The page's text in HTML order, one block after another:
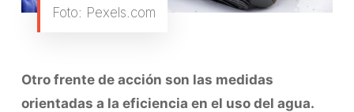
Foto: Pexels.com
Otro frente de acción son las medidas
orientadas a la eficiencia en el uso del agua.